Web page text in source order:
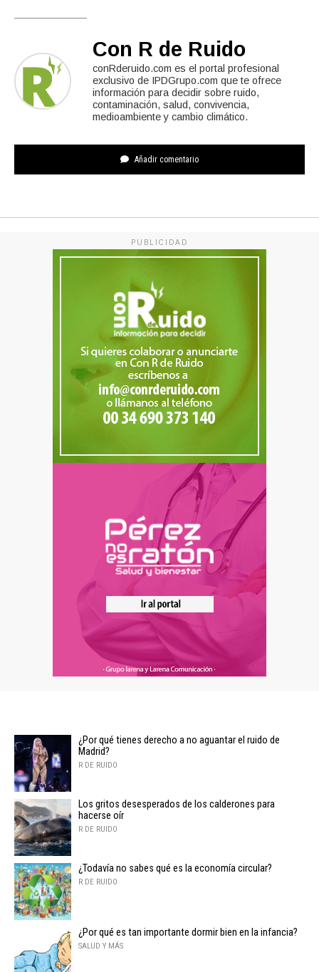
Con R de Ruido
conRderuido.com es el portal profesional
exclusivo de IPDGrupo.com que te ofrece
información para decidir sobre ruido,
contaminación, salud, convivencia,
medioambiente y cambio climático.
Añadir comentario
PUBLICIDAD
¿Por qué tienes derecho a no aguantar el ruido de
Madrid?
R DE RUIDO
Los gritos desesperados de los calderones para
hacerse oír
R DE RUIDO
¿Todavía no sabes qué es la economía circular?
R DE RUIDO
¿Por qué es tan importante dormir bien en la infancia?
SALUD Y MÁS